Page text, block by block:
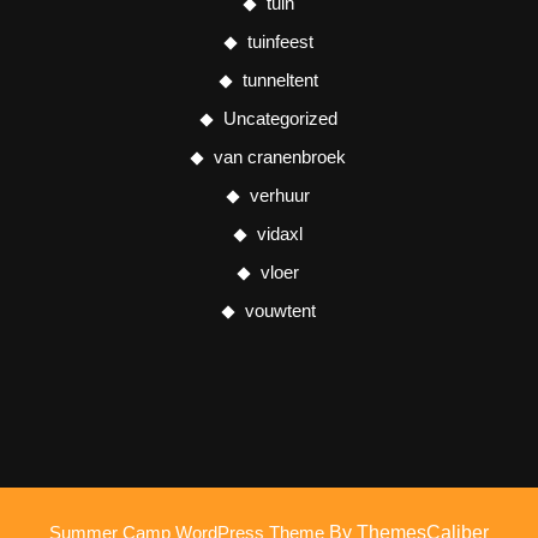
tuinfeest
tunneltent
Uncategorized
van cranenbroek
verhuur
vidaxl
vloer
vouwtent
Summer Camp WordPress Theme By ThemesCaliber